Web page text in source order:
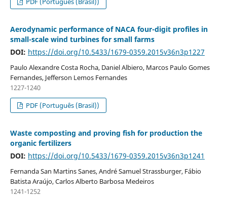
Aerodynamic performance of NACA four-digit profiles in
small-scale wind turbines for small farms
DOI: https://doi.org/10.5433/1679-0359.2015v36n3p1227
Paulo Alexandre Costa Rocha, Daniel Albiero, Marcos Paulo Gomes
Fernandes, Jefferson Lemos Fernandes
1227-1240
PDF (Português (Brasil))
Waste composting and proving fish for production the
organic fertilizers
DOI: https://doi.org/10.5433/1679-0359.2015v36n3p1241
Fernanda San Martins Sanes, André Samuel Strassburger, Fábio
Batista Araújo, Carlos Alberto Barbosa Medeiros
1241-1252